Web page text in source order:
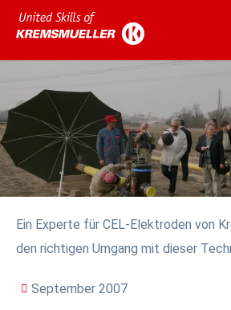
Ein Experte für CEL-Elektroden von
den richtigen Umgang mit dieser
September 2007